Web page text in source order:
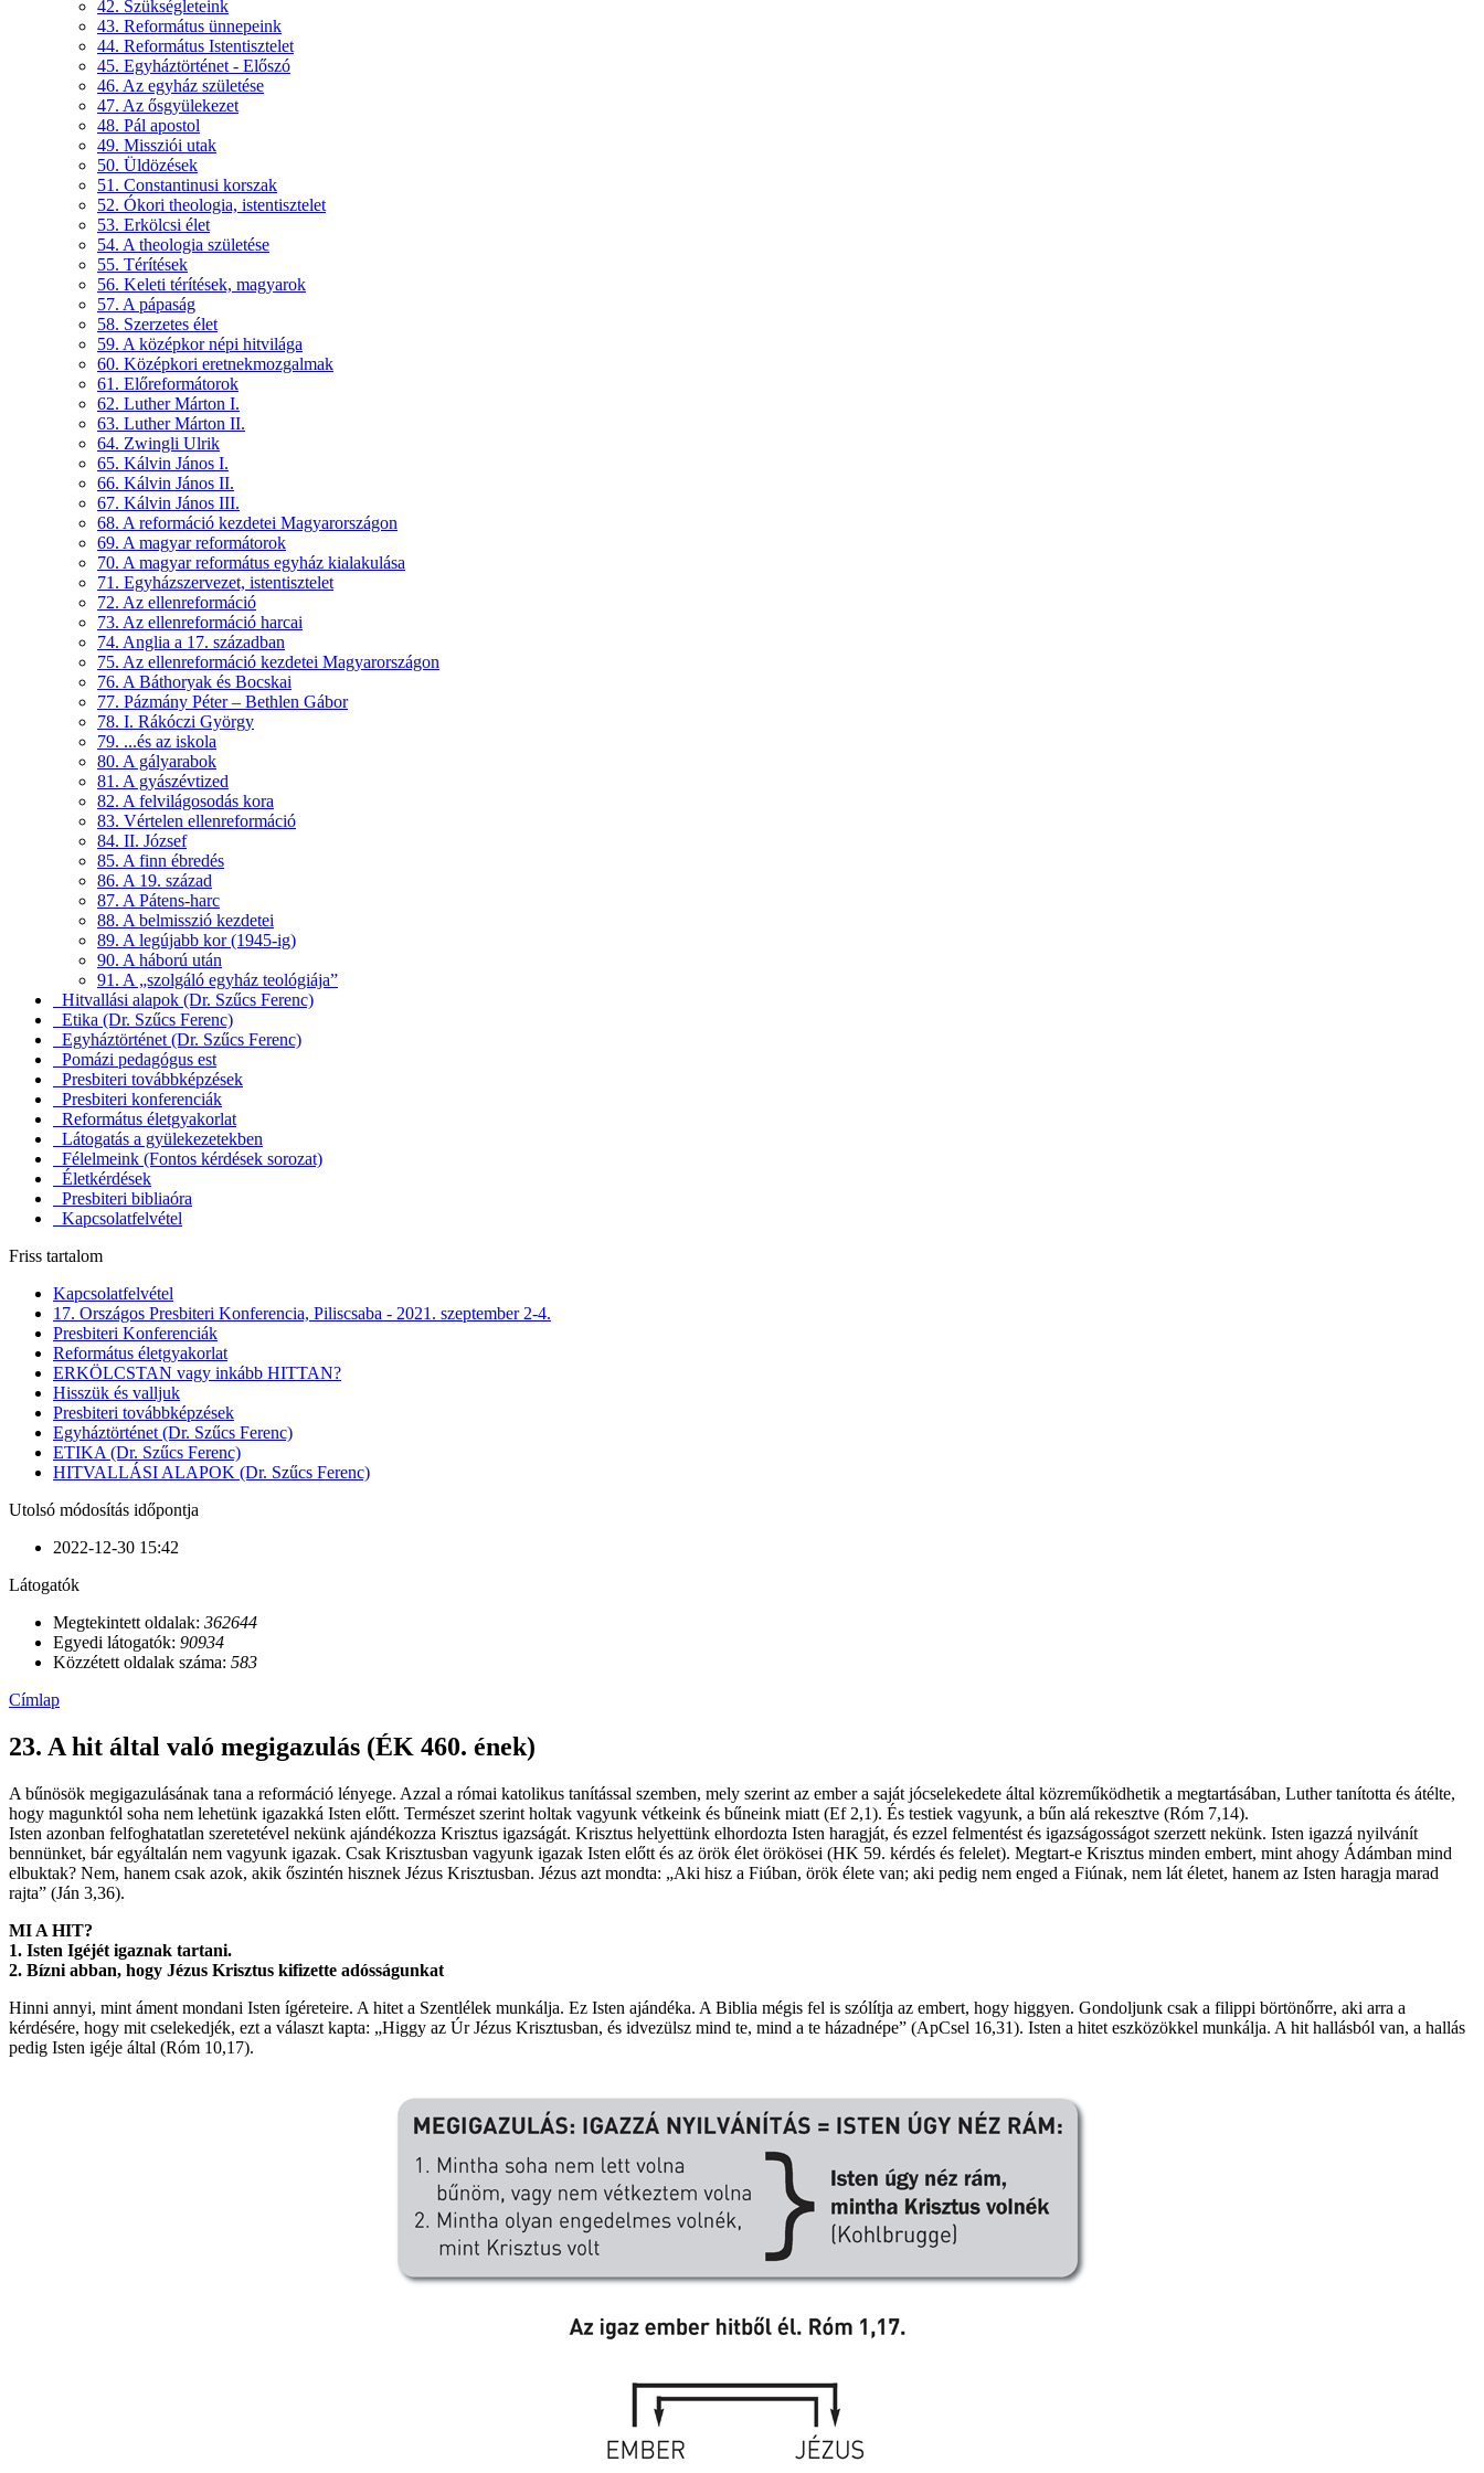
42. Szükségleteink
43. Református ünnepeink
44. Református Istentisztelet
45. Egyháztörténet - Előszó
46. Az egyház születése
47. Az ősgyülekezet
48. Pál apostol
49. Missziói utak
50. Üldözések
51. Constantinusi korszak
52. Ókori theologia, istentisztelet
53. Erkölcsi élet
54. A theologia születése
55. Térítések
56. Keleti térítések, magyarok
57. A pápaság
58. Szerzetes élet
59. A középkor népi hitvilága
60. Középkori eretnekmozgalmak
61. Előreformátorok
62. Luther Márton I.
63. Luther Márton II.
64. Zwingli Ulrik
65. Kálvin János I.
66. Kálvin János II.
67. Kálvin János III.
68. A reformáció kezdetei Magyarországon
69. A magyar reformátorok
70. A magyar református egyház kialakulása
71. Egyházszervezet, istentisztelet
72. Az ellenreformáció
73. Az ellenreformáció harcai
74. Anglia a 17. században
75. Az ellenreformáció kezdetei Magyarországon
76. A Báthoryak és Bocskai
77. Pázmány Péter – Bethlen Gábor
78. I. Rákóczi György
79. ...és az iskola
80. A gályarabok
81. A gyászévtized
82. A felvilágosodás kora
83. Vértelen ellenreformáció
84. II. József
85. A finn ébredés
86. A 19. század
87. A Pátens-harc
88. A belmisszió kezdetei
89. A legújabb kor (1945-ig)
90. A háború után
91. A „szolgáló egyház teológiája”
Hitvallási alapok (Dr. Szűcs Ferenc)
Etika (Dr. Szűcs Ferenc)
Egyháztörténet (Dr. Szűcs Ferenc)
Pomázi pedagógus est
Presbiteri továbbképzések
Presbiteri konferenciák
Református életgyakorlat
Látogatás a gyülekezetekben
Félelmeink (Fontos kérdések sorozat)
Életkérdések
Presbiteri bibliaóra
Kapcsolatfelvétel
Friss tartalom
Kapcsolatfelvétel
17. Országos Presbiteri Konferencia, Piliscsaba - 2021. szeptember 2-4.
Presbiteri Konferenciák
Református életgyakorlat
ERKÖLCSTAN vagy inkább HITTAN?
Hisszük és valljuk
Presbiteri továbbképzések
Egyháztörténet (Dr. Szűcs Ferenc)
ETIKA (Dr. Szűcs Ferenc)
HITVALLÁSI ALAPOK (Dr. Szűcs Ferenc)
Utolsó módosítás időpontja
2022-12-30 15:42
Látogatók
Megtekintett oldalak: 362644
Egyedi látogatók: 90934
Közzétett oldalak száma: 583
Címlap
23. A hit által való megigazulás (ÉK 460. ének)
A bűnösök megigazulásának tana a reformáció lényege. Azzal a római katolikus tanítással szemben, mely szerint az ember a saját jócselekedete által közreműködhetik a megtartásában, Luther tanította és átélte,
hogy magunktól soha nem lehetünk igazakká Isten előtt. Természet szerint holtak vagyunk vétkeink és bűneink miatt (Ef 2,1). És testiek vagyunk, a bűn alá rekesztve (Róm 7,14).
Isten azonban felfoghatatlan szeretetével nekünk ajándékozza Krisztus igazságát. Krisztus helyettünk elhordozta Isten haragját, és ezzel felmentést és igazságosságot szerzett nekünk. Isten igazzá nyilvánít
bennünket, bár egyáltalán nem vagyunk igazak. Csak Krisztusban vagyunk igazak Isten előtt és az örök élet örökösei (HK 59. kérdés és felelet). Megtart-e Krisztus minden embert, mint ahogy Ádámban mind
elbuktak? Nem, hanem csak azok, akik őszintén hisznek Jézus Krisztusban. Jézus azt mondta: „Aki hisz a Fiúban, örök élete van; aki pedig nem enged a Fiúnak, nem lát életet, hanem az Isten haragja marad
rajta” (Ján 3,36).
MI A HIT?
1. Isten Igéjét igaznak tartani.
2. Bízni abban, hogy Jézus Krisztus kifizette adósságunkat
Hinni annyi, mint áment mondani Isten ígéreteire. A hitet a Szentlélek munkálja. Ez Isten ajándéka. A Biblia mégis fel is szólítja az embert, hogy higgyen. Gondoljunk csak a filippi börtönőrre, aki arra a
kérdésére, hogy mit cselekedjék, ezt a választ kapta: „Higgy az Úr Jézus Krisztusban, és idvezülsz mind te, mind a te házadnépe” (ApCsel 16,31). Isten a hitet eszközökkel munkálja. A hit hallásból van, a hallás
pedig Isten igéje által (Róm 10,17).